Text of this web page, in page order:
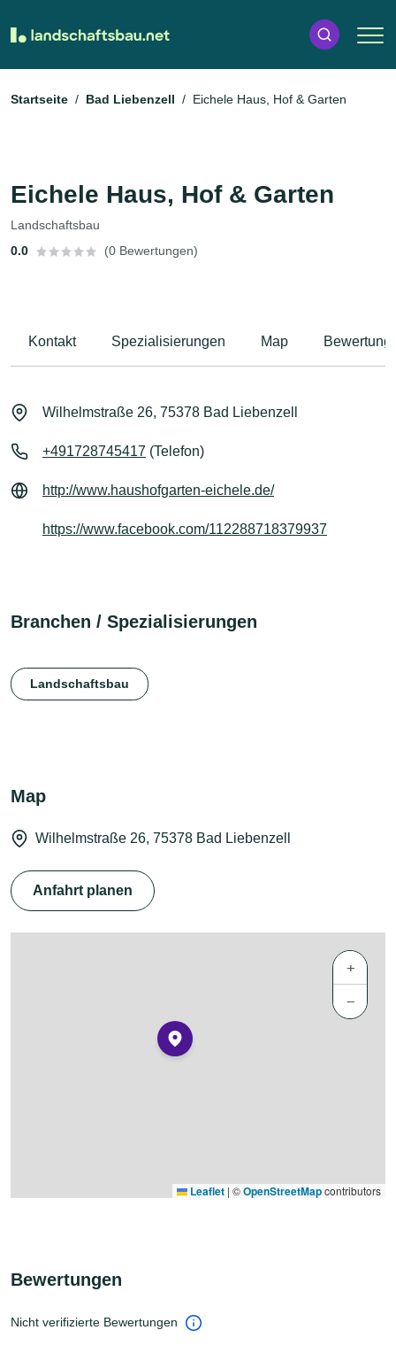
Startseite Bad Liebenzell Eichele Haus, Hof & Garten
Eichele Haus, Hof & Garten
Landschaftsbau
0.0
(0 Bewertungen)
Kontakt Spezialisierungen Map
Wilhelmstraße 26, 75378 Bad Liebenzell
+491728745417 (Telefon)
http://www.haushofgarten-eichele.de/
https://www.facebook.com/112288718379937
Branchen / Spezialisierungen
Landschaftsbau
Map
Wilhelmstraße 26, 75378 Bad Liebenzell
Anfahrt planen
+
−
Leaflet | ©OpenStreetMapcontributors
Bewertungen
Nicht verifizierte Bewertungen